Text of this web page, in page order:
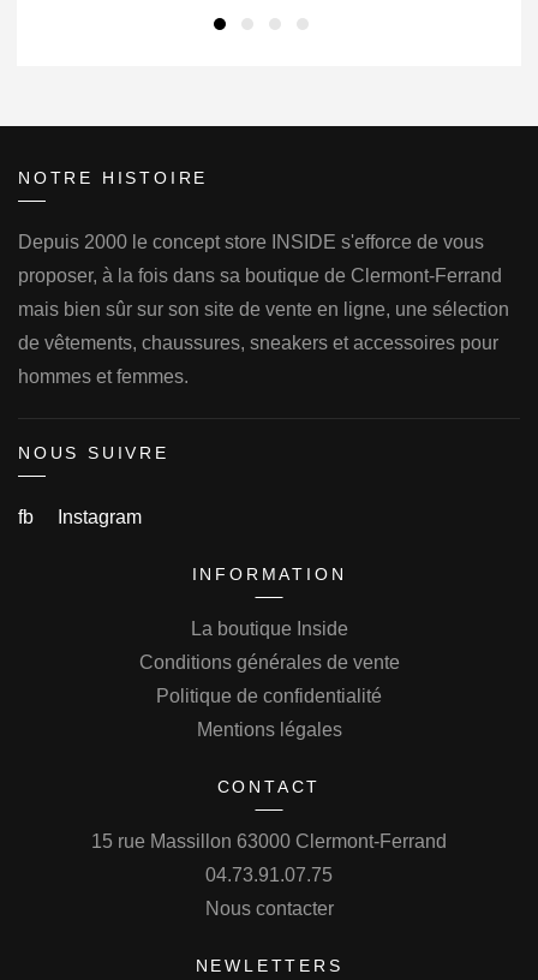
NOTRE HISTOIRE
Depuis 2000 le concept store INSIDE s'efforce de vous
proposer, à la fois dans sa boutique de Clermont-Ferrand
mais bien sûr sur son site de vente en ligne, une sélection
de vêtements, chaussures, sneakers et accessoires pour
hommes et femmes.
NOUS SUIVRE
fb Instagram
INFORMATION
La boutique Inside
Conditions générales de vente
Politique de confidentialité
Mentions légales
CONTACT
15 rue Massillon 63000 Clermont-Ferrand
04.73.91.07.75
Nous contacter
NEWLETTERS